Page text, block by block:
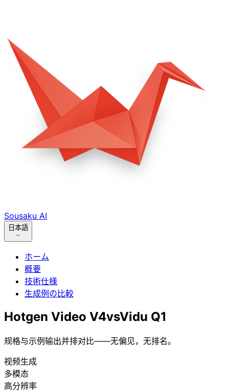
Sousaku AI
日本語
ホーム
概要
技術仕様
生成例の比較
Hotgen Video V4vsVidu Q1
规格与示例输出并排对比——无偏见，无排名。
视频生成
多模态
高分辨率